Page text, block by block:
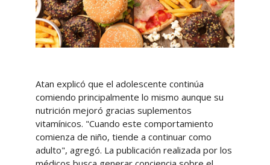
Atan explicó que el adolescente continúa
comiendo principalmente lo mismo aunque su
nutrición mejoró gracias suplementos
vitamínicos. "Cuando este comportamiento
comienza de niño, tiende a continuar como
adulto", agregó. La publicación realizada por los